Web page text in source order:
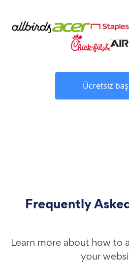
Ücretsiz
Frequently
Learn more about how to
your